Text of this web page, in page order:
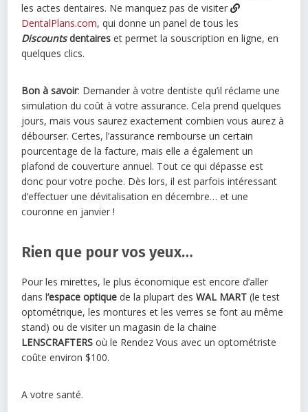
les actes dentaires. Ne manquez pas de visiter
DentalPlans.com, qui donne un panel de tous les
Discountsdentaires et permet la souscription en ligne, en
quelques clics.
Bon à savoir: Demander à votre dentiste qu’il réclame une
simulation du coût à votre assurance. Cela prend quelques
jours, mais vous saurez exactement combien vous aurez à
débourser. Certes, l’assurance rembourse un certain
pourcentage de la facture, mais elle a également un
plafond de couverture annuel. Tout ce qui dépasse est
donc pour votre poche. Dès lors, il est parfois intéressant
d’effectuer une dévitalisation en décembre… et une
couronne en janvier !
Rien que pour vos yeux…
Pour les mirettes, le plus économique est encore d’aller
dans l’espace optique de la plupart desWAL MART (le test
optométrique, les montures et les verres se font au même
stand) ou de visiter un magasin de la chaine
LENSCRAFTERS où le Rendez Vous avec un optométriste
coûte environ $100.
A votre santé.